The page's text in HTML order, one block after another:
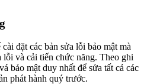
đặt các bản sửa lỗi bảo mật mà
lỗi và cải tiến chức năng. Theo ghi
bảo mật duy nhất để sửa tất cả các
phát hành quý trước.